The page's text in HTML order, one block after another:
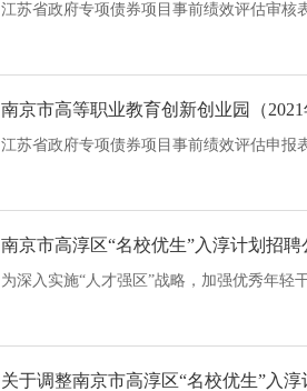
江苏省政府专项债券项目事前绩效评估审核
南京市高等职业教育创新创业园（
江苏省政府专项债券项目事前绩效评估申报
南京市高淳区“名校优生”入淳计划招聘
为深入实施“人才强区”战略，加强优秀年轻
关于调整南京市高淳区“名校优生”入